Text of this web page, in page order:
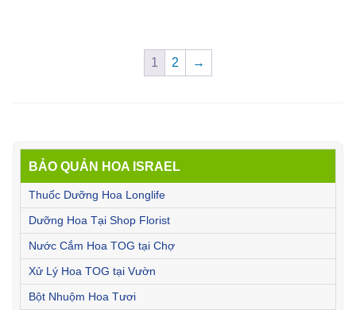
BẢO QUẢN HOA ISRAEL
Thuốc Dưỡng Hoa Longlife
Dưỡng Hoa Tại Shop Florist
Nước Cắm Hoa TOG tại Chợ
Xử Lý Hoa TOG tại Vườn
Bột Nhuộm Hoa Tươi
1 2 →